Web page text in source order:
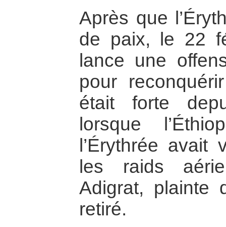
Après que
de paix, le 22
lance une
pour
était forte
lorsque
l’Érythrée
les raids
Adigrat, plainte
retiré.